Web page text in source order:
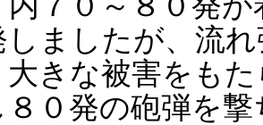
しましたが、流
大きな被害をも
８０発の砲弾を